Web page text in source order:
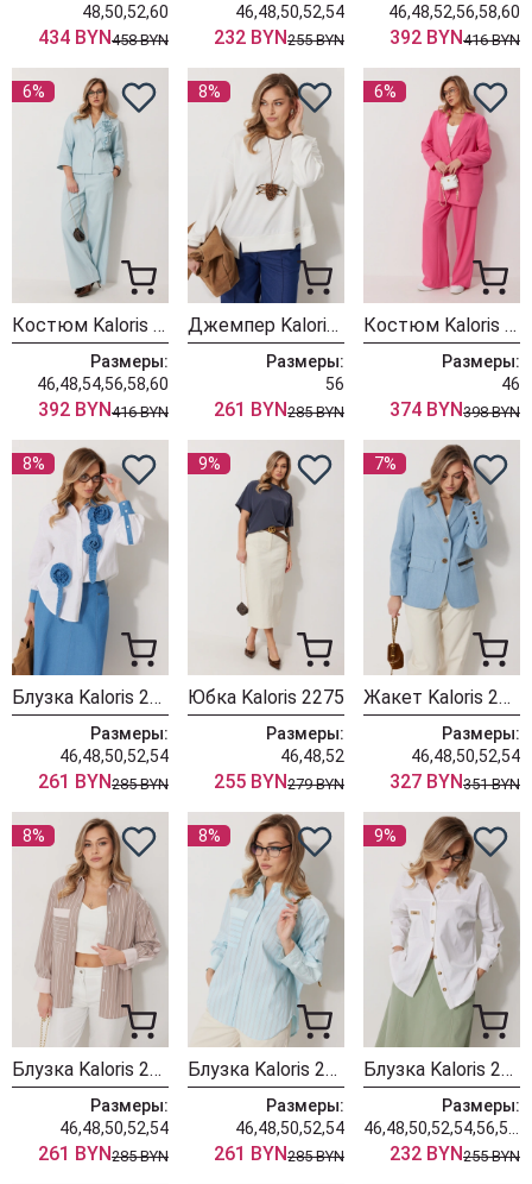
48,50,52,60
434 BYN458 BYN
46,48,50,52,54
232 BYN255 BYN
46,48,52,56,58,60
392 BYN416 BYN
6%
Костюм Kaloris 2279
Размеры:
46,48,54,56,58,60
392 BYN416 BYN
8%
Джемпер Kaloris 2278
Размеры:
56
261 BYN285 BYN
6%
Костюм Kaloris 2277
Размеры:
46
374 BYN398 BYN
8%
Блузка Kaloris 2276
Размеры:
46,48,50,52,54
261 BYN285 BYN
9%
Юбка Kaloris 2275
Размеры:
46,48,52
255 BYN279 BYN
7%
Жакет Kaloris 2274
Размеры:
46,48,50,52,54
327 BYN351 BYN
8%
Блузка Kaloris 2273-1
Размеры:
46,48,50,52,54
261 BYN285 BYN
8%
Блузка Kaloris 2273
Размеры:
46,48,50,52,54
261 BYN285 BYN
9%
Блузка Kaloris 2270
Размеры:
232 BYN255 BYN